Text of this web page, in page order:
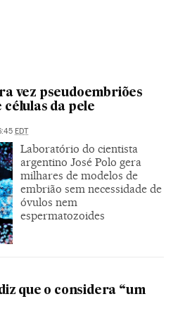
vez pseudoembriões
da pele
EDT
Laboratório do cientista
argentino José Polo gera
milhares de modelos de
embrião sem necessidade de
óvulos nem
espermatozoides
que o considera “um